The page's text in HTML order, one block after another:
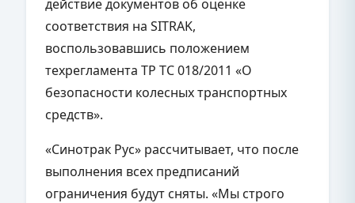
действие документов об оценке
соответствия на SITRAK,
воспользовавшись положением
техрегламента ТР ТС 018/2011 «О
безопасности колесных транспортных
средств».
«Синотрак Рус» рассчитывает, что после
выполнения всех предписаний
ограничения будут сняты. «Мы строго